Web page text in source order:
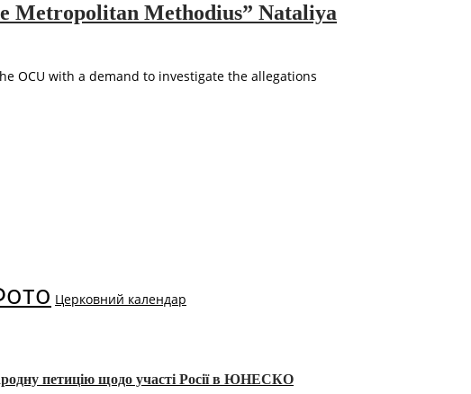
Metropolitan Methodius” Nataliya
OCU with a demand to investigate the allegations
Церковний календар
петицію щодо участі Росії в ЮНЕСКО